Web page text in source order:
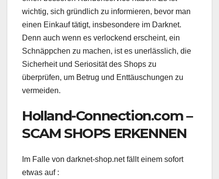
wichtig, sich gründlich zu informieren, bevor man
einen Einkauf tätigt, insbesondere im Darknet.
Denn auch wenn es verlockend erscheint, ein
Schnäppchen zu machen, ist es unerlässlich, die
Sicherheit und Seriosität des Shops zu
überprüfen, um Betrug und Enttäuschungen zu
vermeiden.
Holland-Connection.com –
SCAM SHOPS ERKENNEN
Im Falle von darknet-shop.net fällt einem sofort
etwas auf :